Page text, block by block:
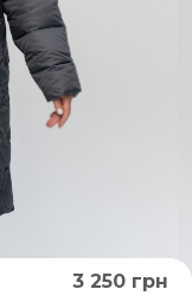
3 250 грн